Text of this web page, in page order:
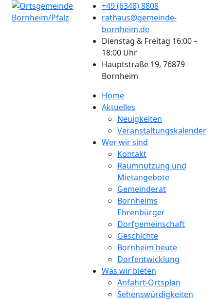
+49 (6348) 8808
rathaus@gemeinde-
bornheim.de
Dienstag & Freitag 16:00 –
18:00 Uhr
Hauptstraße 19, 76879
Bornheim
Home
Aktuelles
Neuigkeiten
Veranstaltungskalender
Wer wir sind
Kontakt
Raumnutzung und
Mietangebote
Gemeinderat
Bornheims
Ehrenbürger
Dorfgemeinschaft
Geschichte
Bornheim heute
Dorfentwicklung
Was wir bieten
Anfahrt-Ortsplan
Sehenswürdigkeiten